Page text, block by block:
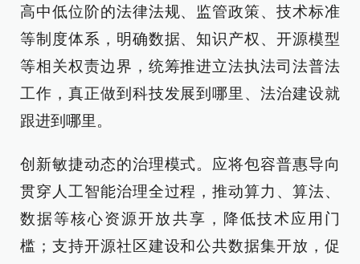
高中低位阶的法律法规、监管政策、技术标准
等制度体系，明确数据、知识产权、开源模型
等相关权责边界，统筹推进立法执法司法普法
工作，真正做到科技发展到哪里、法治建设就
跟进到哪里。
创新敏捷动态的治理模式。应将包容普惠导向
贯穿人工智能治理全过程，推动算力、算法、
数据等核心资源开放共享，降低技术应用门
槛；支持开源社区建设和公共数据集开放，促